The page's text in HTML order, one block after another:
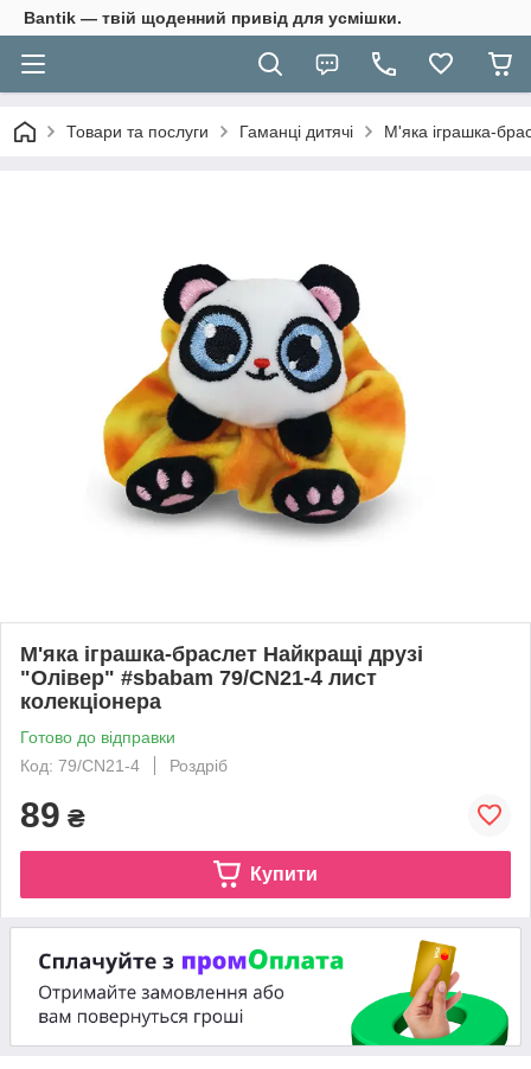
Bantik — твій щоденний привід для усмішки.
Товари та послуги Гаманці дитячі М'яка іграшка-
М'яка іграшка-браслет Найкращі друзі
"Олівер" #sbabam 79/CN21-4 лист
колекціонера
Готово до відправки
Код: 79/CN21-4
Роздріб
89 ₴
Купити